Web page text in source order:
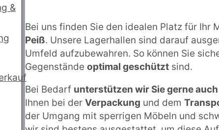
&
Bei uns finden Sie den idealen Platz für Ihr
Peiß. Unsere Lagerhallen sind darauf
Umfeld aufzubewahren. So können Sie
Gegenstände optimal geschützt sind.
Bei Bedarf unterstützen wir Sie gerne
Ihnen bei der Verpackung und dem
der Umgang mit sperrigen Möbeln und